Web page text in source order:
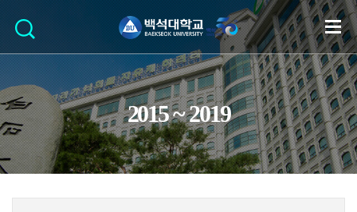
2015 ~ 2019